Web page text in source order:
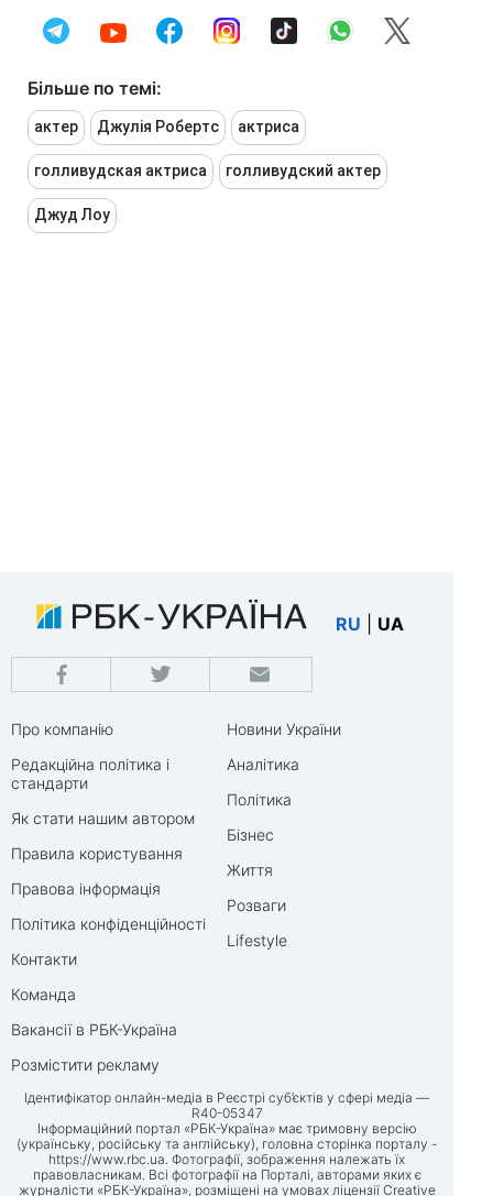
Більше по темі:
актер Джулія Робертс актриса
голливудская актриса голливудский актер
Джуд Лоу
RU UA
Про компанію
Редакційна політика і
стандарти
Як стати нашим автором
Правила користування
Правова інформація
Політика конфіденційності
Контакти
Команда
Вакансії в РБК-Україна
Розмістити рекламу
Новини України
Аналітика
Політика
Бізнес
Життя
Розваги
Lifestyle
Ідентифікатор онлайн-медіа в Реєстрі суб’єктів у сфері медіа —
R40-05347
Інформаційний портал «РБК-Україна» має тримовну версію
(українську, російську та англійську), головна сторінка порталу -
https://www.rbc.ua. Фотографії, зображення належать їх
правовласникам. Всі фотографії на Порталі, авторами яких є
журналісти «РБК-Україна», розміщені на умовах ліцензії Creative